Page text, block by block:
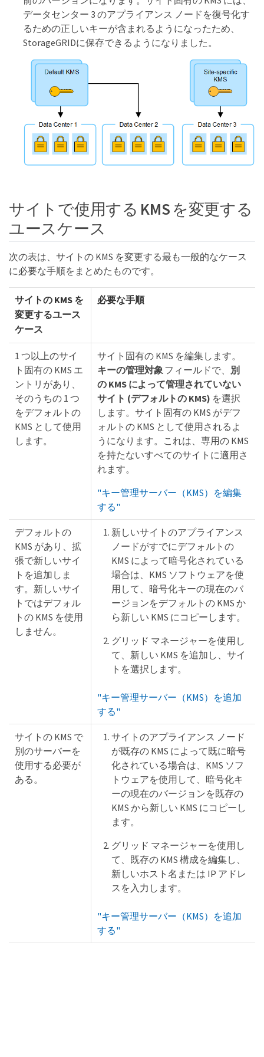
データセンター 3 のアプライアンス ノードを復号化す
るための正しいキーが含まれるようになったため、
StorageGRIDに保存できるようになりました。
サイトで使用する KMS を変更する
ユースケース
次の表は、サイトの KMS を変更する最も一般的なケース
に必要な手順をまとめたものです。
サイトの KMS を
変更するユース
ケース
必要な手順
1 つ以上のサイ
ト固有の KMS エ
ントリがあり、
そのうちの 1 つ
をデフォルトの
KMS として使用
します。
サイト固有の KMS を編集します。
キーの管理対象フィールドで、 別
の KMS によって管理されていない
サイト (デフォルトの KMS) を選択
します。サイト固有の KMS がデフ
ォルトの KMS として使用されるよ
うになります。これは、専用の KMS
を持たないすべてのサイトに適用さ
れます。
"キー管理サーバー（KMS）を編集
する"
デフォルトの
KMS があり、拡
張で新しいサイ
トを追加しま
す。新しいサイ
トではデフォル
トの KMS を使用
しません。
新しいサイトのアプライアンス
ノードがすでにデフォルトの
KMS によって暗号化されている
場合は、KMS ソフトウェアを使
用して、暗号化キーの現在のバ
ージョンをデフォルトの KMS か
ら新しい KMS にコピーします。
グリッド マネージャーを使用し
て、新しい KMS を追加し、サイ
トを選択します。
"キー管理サーバー（KMS）を追加
する"
サイトの KMS で
別のサーバーを
使用する必要が
ある。
サイトのアプライアンス ノード
が既存の KMS によって既に暗号
化されている場合は、KMS ソフ
トウェアを使用して、暗号化キ
ーの現在のバージョンを既存の
KMS から新しい KMS にコピーし
ます。
グリッド マネージャーを使用し
て、既存の KMS 構成を編集し、
新しいホスト名または IP アドレ
スを入力します。
"キー管理サーバー（KMS）を追加
する"